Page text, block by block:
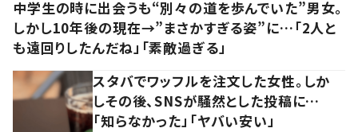
中学生の時に出会うも“別々の道を歩んでいた”男女。
しかし10年後の現在→”まさかすぎる姿”に…「2人と
も遠回りしたんだね」「素敵過ぎる」
スタバでワッフルを注文した女性。しか
しその後、SNSが騒然とした投稿に…
「知らなかった」「ヤバい安い」